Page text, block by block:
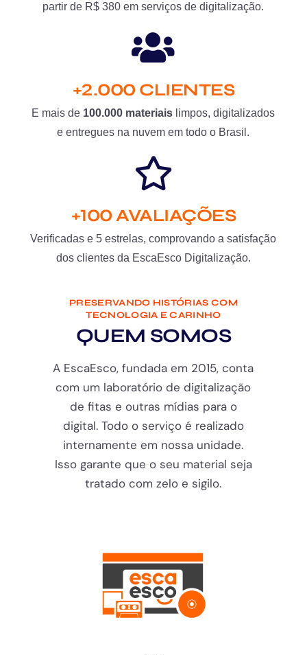
partir de R$ 380 em serviços de digitalização.
+2.000 CLIENTES
E mais de 100.000 materiais limpos, digitalizados
e entregues na nuvem em todo o Brasil.
+100 AVALIAÇÕES
Verificadas e 5 estrelas, comprovando a satisfação
dos clientes da EscaEsco Digitalização.
PRESERVANDO HISTÓRIAS COM
TECNOLOGIA E CARINHO
QUEM SOMOS
A EscaEsco, fundada em 2015, conta
com um laboratório de digitalização
de fitas e outras mídias para o
digital. Todo o serviço é realizado
internamente em nossa unidade.
Isso garante que o seu material seja
tratado com zelo e sigilo.